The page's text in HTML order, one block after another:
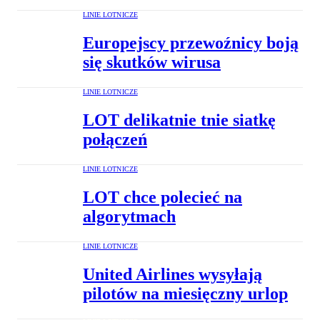
LINIE LOTNICZE
Europejscy przewoźnicy boją
się skutków wirusa
LINIE LOTNICZE
LOT delikatnie tnie siatkę
połączeń
LINIE LOTNICZE
LOT chce polecieć na
algorytmach
LINIE LOTNICZE
United Airlines wysyłają
pilotów na miesięczny urlop